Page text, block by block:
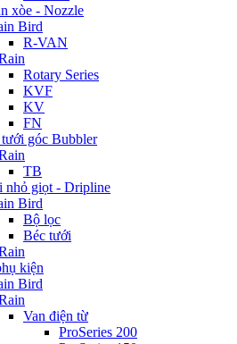
xòe - Nozzle
Bird
R-VAN
Rotary Series
KVF
KV
FN
góc Bubbler
TB
nhỏ giọt - Dripline
Bird
Bộ lọc
Béc tưới
kiện
Bird
Van điện từ
ProSeries 200